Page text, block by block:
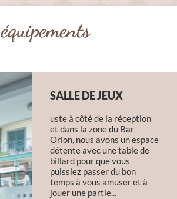
équipements
SALLE DE JEUX
uste à côté de la réception
et dans la zone du Bar
Orion, nous avons un espace
détente avec une table de
billard pour que vous
puissiez passer du bon
temps à vous amuser et à
jouer une partie...